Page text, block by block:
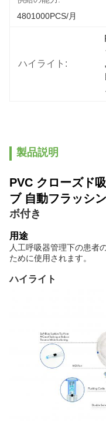
4801000PCS/月
ハイライト:
,
製品説明
PVC クローズド
ブ 自動フラッシ
ボ付き
用途
人工呼吸器管理下の患者
ために使用されます。
ハイライト